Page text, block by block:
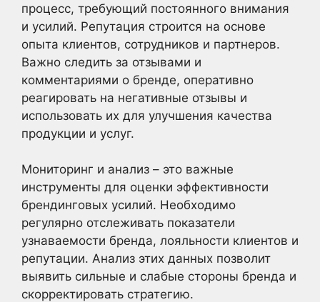
процесс, требующий постоянного внимания
и усилий. Репутация строится на основе
опыта клиентов, сотрудников и партнеров.
Важно следить за отзывами и
комментариями о бренде, оперативно
реагировать на негативные отзывы и
использовать их для улучшения качества
продукции и услуг.
Мониторинг и анализ – это важные
инструменты для оценки эффективности
брендинговых усилий. Необходимо
регулярно отслеживать показатели
узнаваемости бренда, лояльности клиентов и
репутации. Анализ этих данных позволит
выявить сильные и слабые стороны бренда и
скорректировать стратегию.